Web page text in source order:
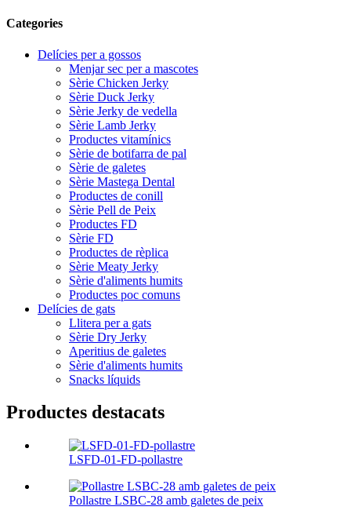
Categories
Delícies per a gossos
Menjar sec per a mascotes
Sèrie Chicken Jerky
Sèrie Duck Jerky
Sèrie Jerky de vedella
Sèrie Lamb Jerky
Productes vitamínics
Sèrie de botifarra de pal
Sèrie de galetes
Sèrie Mastega Dental
Productes de conill
Sèrie Pell de Peix
Productes FD
Sèrie FD
Productes de rèplica
Sèrie Meaty Jerky
Sèrie d'aliments humits
Productes poc comuns
Delícies de gats
Llitera per a gats
Sèrie Dry Jerky
Aperitius de galetes
Sèrie d'aliments humits
Snacks líquids
Productes destacats
LSFD-01-FD-pollastre
Pollastre LSBC-28 amb galetes de peix